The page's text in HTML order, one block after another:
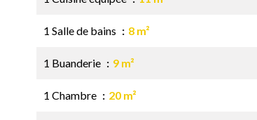
1 Salle de bains 8 m²
1 Buanderie 9 m²
1 Chambre 20 m²